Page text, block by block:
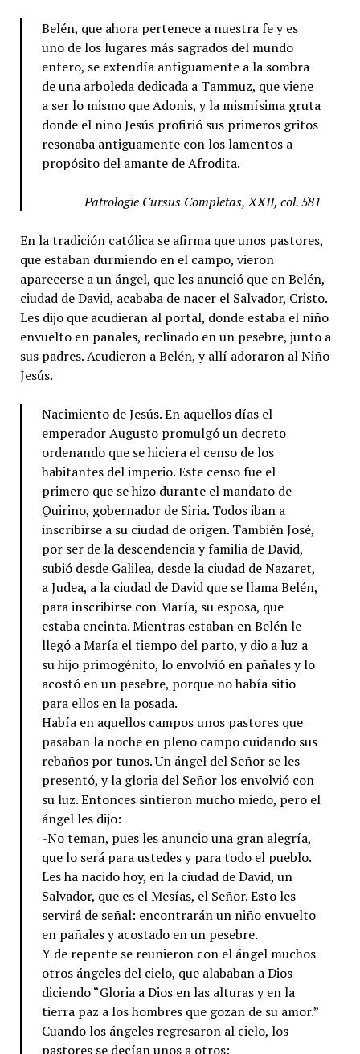
Belén, que ahora pertenece a nuestra fe y es
uno de los lugares más sagrados del mundo
entero, se extendía antiguamente a la sombra
de una arboleda dedicada a Tammuz, que viene
a ser lo mismo que Adonis, y la mismísima gruta
donde el niño Jesús profirió sus primeros gritos
resonaba antiguamente con los lamentos a
propósito del amante de Afrodita.
Patrologie Cursus Completas, XXII, col. 581
En la tradición católica se afirma que unos pastores,
que estaban durmiendo en el campo, vieron
aparecerse a un ángel, que les anunció que en Belén,
ciudad de David, acababa de nacer el Salvador, Cristo.
Les dijo que acudieran al portal, donde estaba el niño
envuelto en pañales, reclinado en un pesebre, junto a
sus padres. Acudieron a Belén, y allí adoraron al Niño
Jesús.
Nacimiento de Jesús. En aquellos días el
emperador Augusto promulgó un decreto
ordenando que se hiciera el censo de los
habitantes del imperio. Este censo fue el
primero que se hizo durante el mandato de
Quirino, gobernador de Siria. Todos iban a
inscribirse a su ciudad de origen. También José,
por ser de la descendencia y familia de David,
subió desde Galilea, desde la ciudad de Nazaret,
a Judea, a la ciudad de David que se llama Belén,
para inscribirse con María, su esposa, que
estaba encinta. Mientras estaban en Belén le
llegó a María el tiempo del parto, y dio a luz a
su hijo primogénito, lo envolvió en pañales y lo
acostó en un pesebre, porque no había sitio
para ellos en la posada.
Había en aquellos campos unos pastores que
pasaban la noche en pleno campo cuidando sus
rebaños por tunos. Un ángel del Señor se les
presentó, y la gloria del Señor los envolvió con
su luz. Entonces sintieron mucho miedo, pero el
ángel les dijo:
-No teman, pues les anuncio una gran alegría,
que lo será para ustedes y para todo el pueblo.
Les ha nacido hoy, en la ciudad de David, un
Salvador, que es el Mesías, el Señor. Esto les
servirá de señal: encontrarán un niño envuelto
en pañales y acostado en un pesebre.
Y de repente se reunieron con el ángel muchos
otros ángeles del cielo, que alababan a Dios
diciendo “Gloria a Dios en las alturas y en la
tierra paz a los hombres que gozan de su amor.”
Cuando los ángeles regresaron al cielo, los
pastores se decían unos a otros: